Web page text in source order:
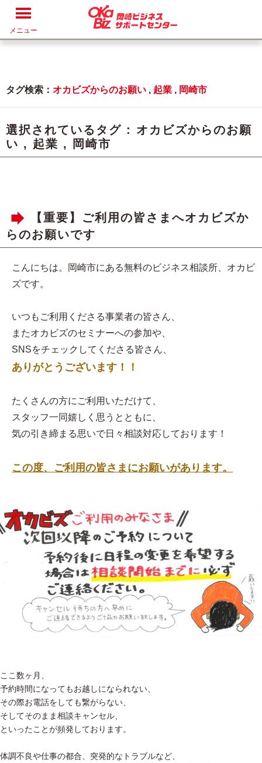
メニュー
タグ検索： オカビズからのお願い , 起業 , 岡崎市
選択されているタグ : オカビズからのお願
い , 起業 , 岡崎市
【重要】ご利用の皆さまへオカビズか
らのお願いです
こんにちは。岡崎市にある無料のビジネス相談所、オカビ
ズです。
いつもご利用くださる事業者の皆さん、
またオカビズのセミナーへの参加や、
SNSをチェックしてくださる皆さん、
ありがとうございます！！
たくさんの方にご利用いただけて、
スタッフ一同嬉しく思うとともに、
気の引き締まる思いで日々相談対応しております！
この度、ご利用の皆さまにお願いがあります。
ここ数ヶ月、
予約時間になってもお越しになられない、
その際お電話をしても繋がらない、
そしてそのまま相談キャンセル、
といったことが頻発しております。
体調不良や仕事の都合、突発的なトラブルなど、